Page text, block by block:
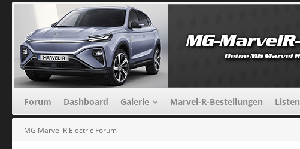
Forum Dashboard Galerie Marvel-R-Bestellungen Listen
MG Marvel R Electric Forum